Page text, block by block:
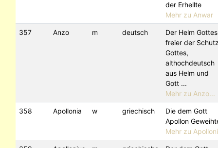
der Erhellte
Mehr zu Anwar
357 Anzo m deutsch
Der Helm
freier der
Gottes,
althochdeutsch
aus Helm und
Gott ...
Mehr zu Anzo...
358 Apollonia w griechisch
Die dem Gott
Apollon
Mehr zu